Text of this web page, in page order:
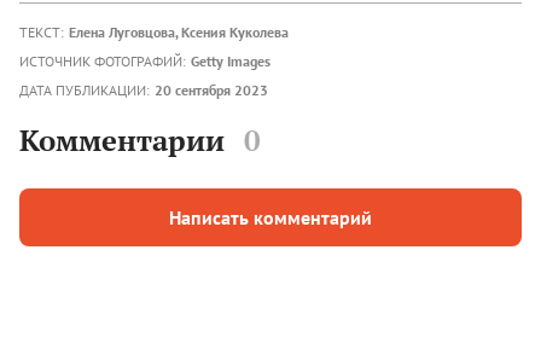
ТЕКСТ: Елена Луговцова, Ксения Куколева
ИСТОЧНИК ФОТОГРАФИЙ: Getty Images
ДАТА ПУБЛИКАЦИИ: 20 сентября 2023
Комментарии 0
Написать комментарий